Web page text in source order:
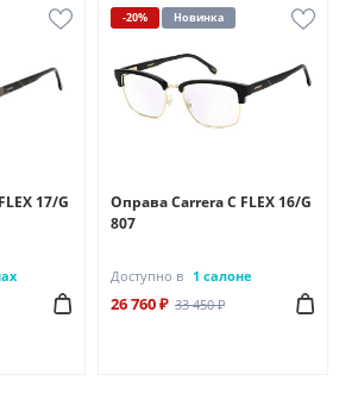
17/G
-20% Новинка
Оправа Carrera C FLEX 16/G
807
Доступно в 1 салоне
26 760 ₽ 33 450 ₽